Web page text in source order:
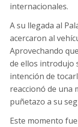
internacionales.
A su llegada al
acercaron al
Aprovechando
de ellos introdujo
intención de
reaccionó de una
puñetazo a su
Este momento